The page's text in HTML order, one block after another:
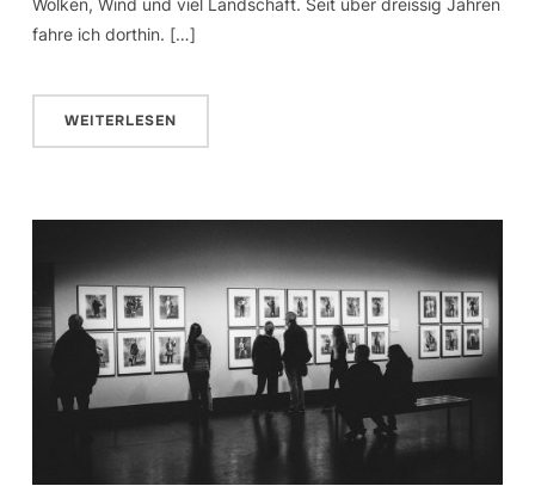
fahre ich dorthin. […]
WEITERLESEN